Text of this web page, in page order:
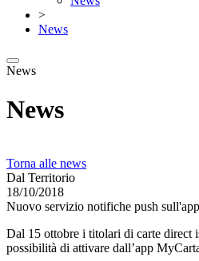
>
News
News
News
Torna alle news
Dal Territorio
18/10/2018
Nuovo servizio notifiche push
Dal 15 ottobre i titolari di carte direct
possibilità di attivare dall’app